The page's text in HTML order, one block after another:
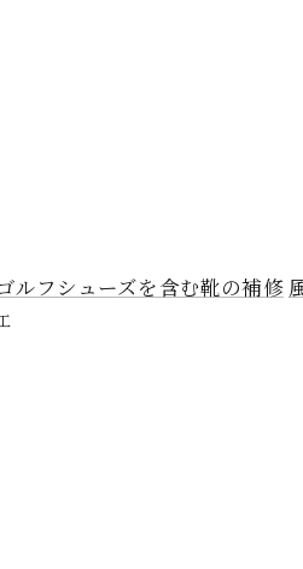
ルフシューズを含む靴の補修